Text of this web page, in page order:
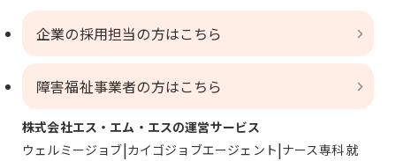
企業の採用担当の方はこちら
障害福祉事業者の方はこちら
株式会社エス・エム・エスの運営サービス
ウェルミージョブ カイゴジョブエージェント ナース専科 就